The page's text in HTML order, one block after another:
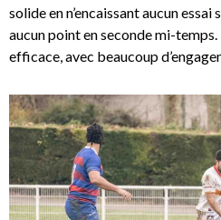
solide en n’encaissant aucun essai
aucun point en seconde mi-
efficace, avec beaucoup